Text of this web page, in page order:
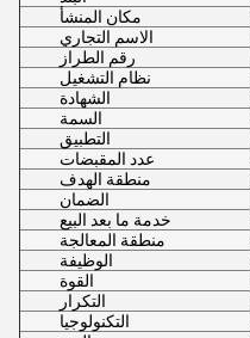
مكان المنشأ
الاسم التجاري
رقم الطراز
نظام التشغيل
الشهادة
السمة
التطبيق
عدد المقبضات
منطقة الهدف
الضمان
خدمة ما بعد البيع
منطقة المعالجة
الوظيفة
القوة
التكرار
التكنولوجيا